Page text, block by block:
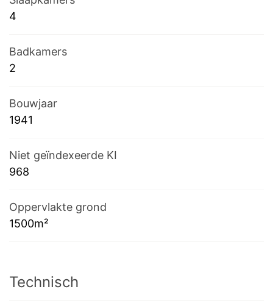
4
Badkamers
2
Bouwjaar
1941
Niet geïndexeerde KI
968
Oppervlakte grond
1500m²
Technisch